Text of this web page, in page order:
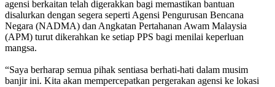
agensi berkaitan telah digerakkan bagi memastikan bantuan
disalurkan dengan segera seperti Agensi Pengurusan Bencana
Negara (NADMA) dan Angkatan Pertahanan Awam Malaysia
(APM) turut dikerahkan ke setiap PPS bagi menilai keperluan
mangsa.
“Saya berharap semua pihak sentiasa berhati-hati dalam musim
banjir ini. Kita akan mempercepatkan pergerakan agensi ke lokasi